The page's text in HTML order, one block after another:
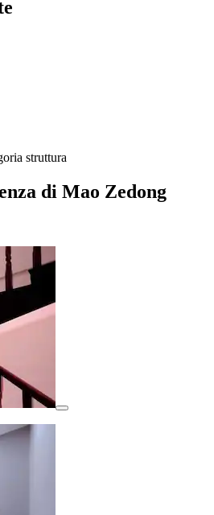
struttura
di Mao Zedong